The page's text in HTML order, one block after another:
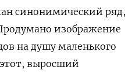
синонимический ряд,
изображение
на душу маленького
выросший